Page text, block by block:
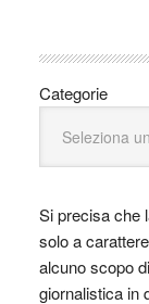
Categorie
Si precisa che
solo a
alcuno scopo
giornalistica in